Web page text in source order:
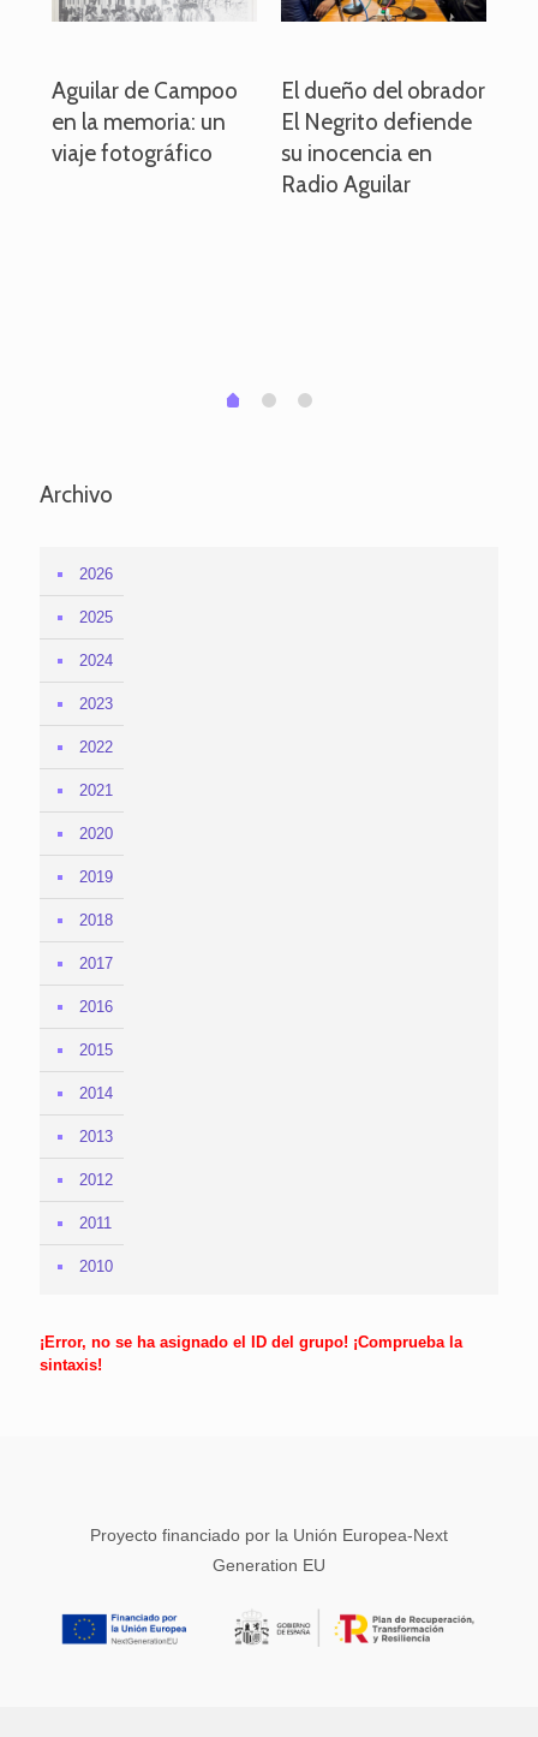
Aguilar de Campoo
en la memoria: un
viaje fotográfico
El dueño del obrador
El Negrito defiende
su inocencia en
Radio Aguilar
0 1 2
Archivo
2026
2025
2024
2023
2022
2021
2020
2019
2018
2017
2016
2015
2014
2013
2012
2011
2010
¡Error, no se ha asignado el ID del grupo! ¡Comprueba la
sintaxis!
Proyecto financiado por la Unión Europea-Next
Generation EU